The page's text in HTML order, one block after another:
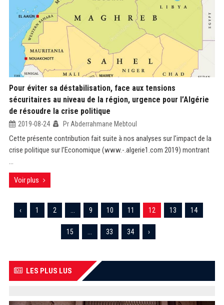
Pour éviter sa déstabilisation, face aux tensions
sécuritaires au niveau de la région, urgence pour l’Algérie
de résoudre la crise politique
2019-08-24 Pr Abderrahmane Mebtoul
Cette présente contribution fait suite à nos analyses sur l’impact de la
crise politique sur l’Economique (www.-.algerie1.com 2019) montrant
...
Voir plus
‹ 1 2 9 10 11 12 13 14
15 33 34 ›
LES PLUS LUS